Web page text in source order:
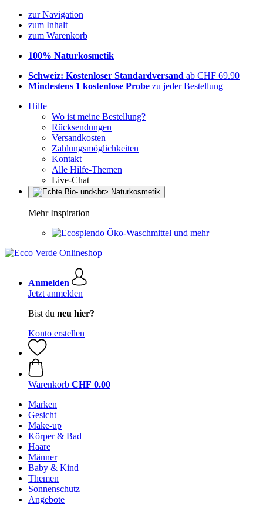
zur Navigation
zum Inhalt
zum Warenkorb
100% Naturkosmetik
Schweiz: Kostenloser Standardversand ab CHF 69.90
Mindestens 1 kostenlose Probe zu jeder Bestellung
Hilfe
Wo ist meine Bestellung?
Rücksendungen
Versandkosten
Zahlungsmöglichkeiten
Kontakt
Alle Hilfe-Themen
Live-Chat
Mehr Inspiration
Öko-Waschmittel und mehr
Anmelden
Jetzt anmelden
Bist du neu hier?
Konto erstellen
Warenkorb CHF 0.00
Marken
Gesicht
Make-up
Körper & Bad
Haare
Männer
Baby & Kind
Themen
Sonnenschutz
Angebote